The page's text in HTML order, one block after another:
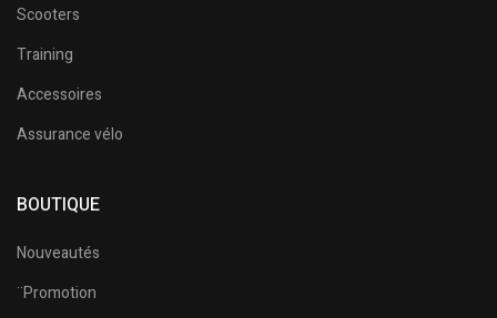
Scooters
Training
Accessoires
Assurance vélo
BOUTIQUE
Nouveautés
¨Promotion